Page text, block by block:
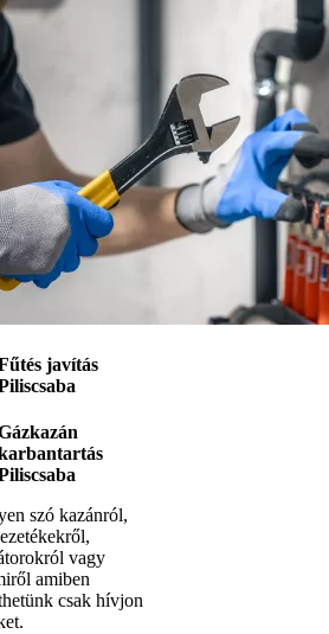
javítás
szó kazánról,
vagy
amiben
csak hívjon